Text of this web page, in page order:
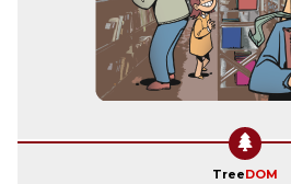
TreeDOM